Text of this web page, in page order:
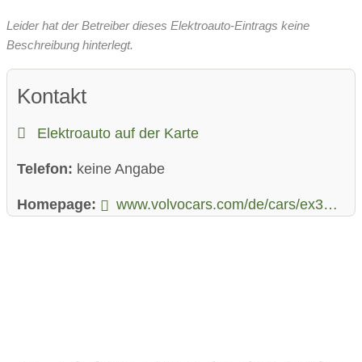
Leider hat der Betreiber dieses Elektroauto-Eintrags keine
Beschreibung hinterlegt.
Kontakt
Elektroauto auf der Karte
Telefon: keine Angabe
Homepage: www.volvocars.com/de/cars/ex30-electric/